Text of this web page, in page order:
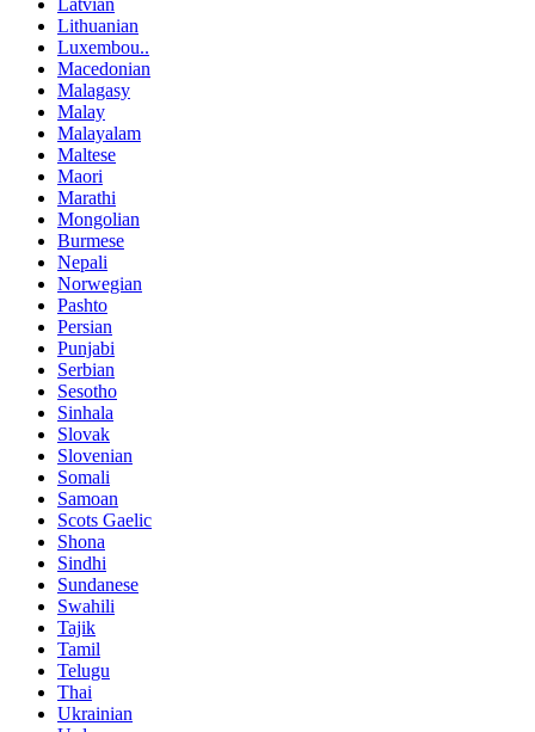
Latvian
Lithuanian
Luxembou..
Macedonian
Malagasy
Malay
Malayalam
Maltese
Maori
Marathi
Mongolian
Burmese
Nepali
Norwegian
Pashto
Persian
Punjabi
Serbian
Sesotho
Sinhala
Slovak
Slovenian
Somali
Samoan
Scots Gaelic
Shona
Sindhi
Sundanese
Swahili
Tajik
Tamil
Telugu
Thai
Ukrainian